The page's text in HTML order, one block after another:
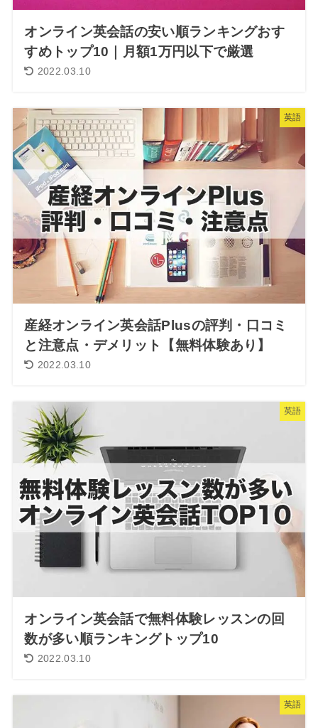
オンライン英会話の安い順ランキングおす
すめトップ10｜月額1万円以下で厳選
2022.03.10
英語
産経オンライン英会話Plusの評判・口コミ
と注意点・デメリット【無料体験あり】
2022.03.10
英語
オンライン英会話で無料体験レッスンの回
数が多い順ランキングトップ10
2022.03.10
英語